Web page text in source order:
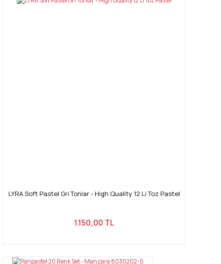
LYRA Soft Pastel Gri Tonlar - High Quality 12 Li Toz Pastel
1.150,00 TL